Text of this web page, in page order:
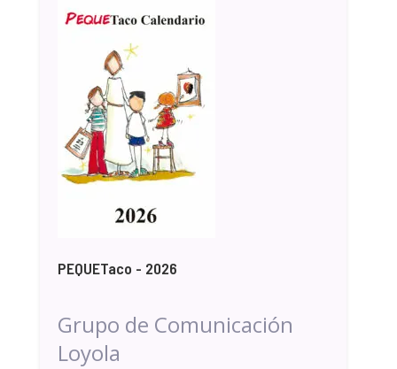
PEQUETaco - 2026
Grupo de Comunicación
Loyola